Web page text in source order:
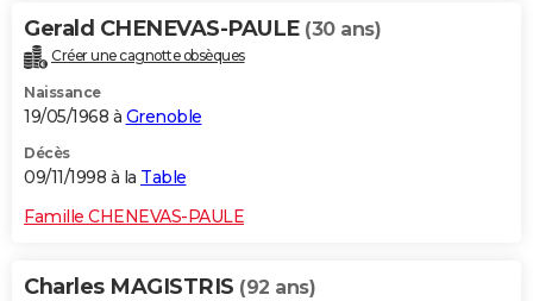
Gerald CHENEVAS-PAULE (30 ans)
Créer une cagnotte obsèques
Naissance
19/05/1968 à Grenoble
Décès
09/11/1998 à la Table
Famille CHENEVAS-PAULE
Charles MAGISTRIS (92 ans)